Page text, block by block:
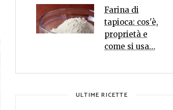
Farina di
tapioca: cos'è,
proprietà e
come si usa…
ULTIME RICETTE